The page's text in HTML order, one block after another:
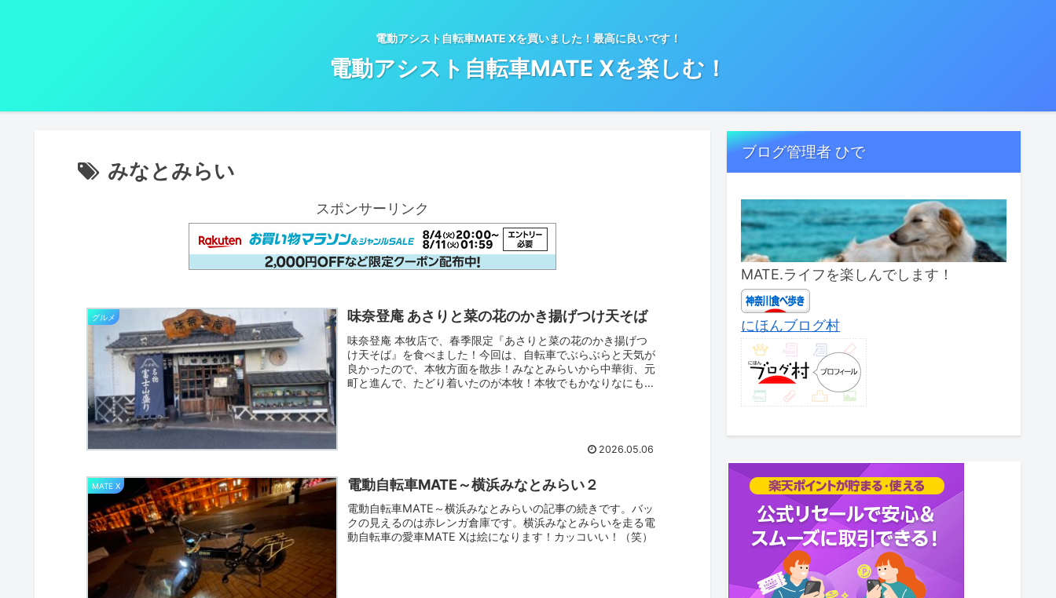
電動アシスト自転車MATE Xを買いました！最高に良いです！
電動アシスト自転車MATE Xを楽しむ！
みなとみらい
スポンサーリンク
グルメ 味奈登庵 あさりと菜の花のかき揚げつけ天そば
味奈登庵 本牧店で、春季限定『あさりと菜の花のかき揚げつ
け天そば』を食べました！今回は、自転車でぶらぶらと天気が
良かったので、本牧方面を散歩！みなとみらいから中華街、元
町と進んで、たどり着いたのが本牧！本牧でもかなりなにもな
2026.05.06
MATE X 電動自転車MATE～横浜みなとみらい２
電動自転車MATE～横浜みなとみらいの記事の続きです。バッ
クの見えるのは赤レンガ倉庫です。横浜みなとみらいを走る電
動自転車の愛車MATE Xは絵になります！カッコいい！（笑）
ブログ管理者 ひで
MATE.ライフを楽しんでします！
にほんブログ村